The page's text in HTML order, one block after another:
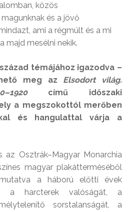
közös
és a jövő
ami a régmúlt és a mi
majd mesélni nekik.
témájához igazodva –
meg az Elsodort világ.
című időszaki
a megszokottól merőben
és hangulattal várja a
az Osztrák–Magyar Monarchia
magyar plakátterméséből
a háború előtti évek
a harcterek valóságát, a
sorstalanságát, a